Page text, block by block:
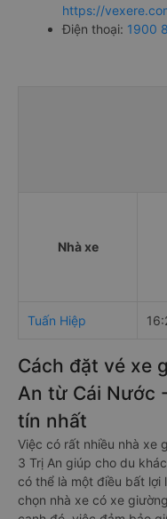
https://
Điện thoại: 1900
Nhà xe
Tuấn Hiệp
Cách đặt vé xe
An từ Cái Nước
tín nhất
Việc có rất nhiều nhà xe
3 Trị An giúp cho du
có thể là một điều bất lợi
chọn nhà xe có xe